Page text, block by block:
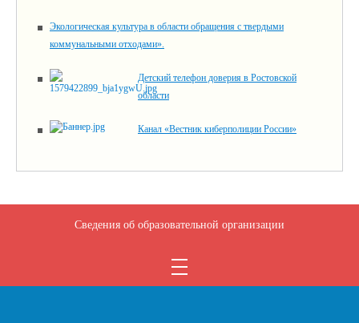
Экологическая культура в области обращения с твердыми
коммунальными отходами».
Детский телефон доверия в Ростовской
области
Канал «Вестник киберполиции России»
Сведения об образовательной организации